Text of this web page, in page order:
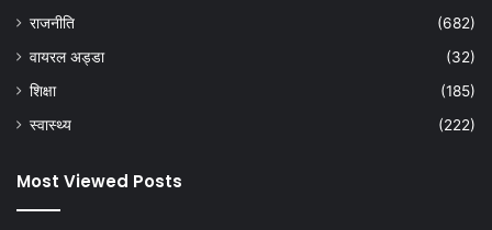
राजनीति
(682)
वायरल अड्डा
(32)
शिक्षा
(185)
स्वास्थ्य
(222)
Most Viewed Posts